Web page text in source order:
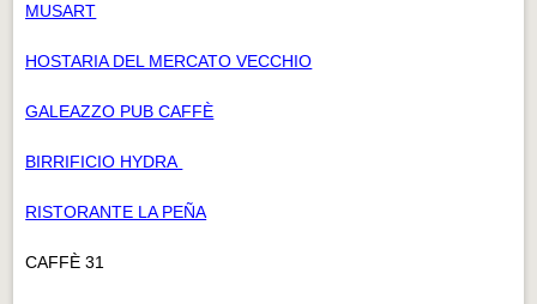
MUSART
HOSTARIA DEL MERCATO VECCHIO
GALEAZZO PUB CAFFÈ
BIRRIFICIO HYDRA
RISTORANTE LA PEÑA
CAFFÈ 31